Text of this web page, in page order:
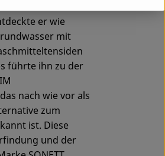
er wie
mit
führte ihn zu der
das nach wie vor als
zum
ist. Diese
und der